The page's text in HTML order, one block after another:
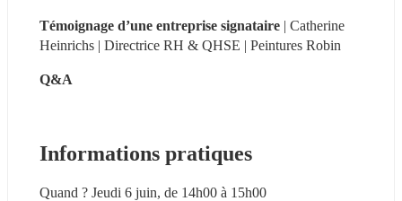
Témoignage d’une entreprise signataire | Catherine
Heinrichs | Directrice RH & QHSE | Peintures Robin
Q&A
Informations pratiques
Quand ? Jeudi 6 juin, de 14h00 à 15h00